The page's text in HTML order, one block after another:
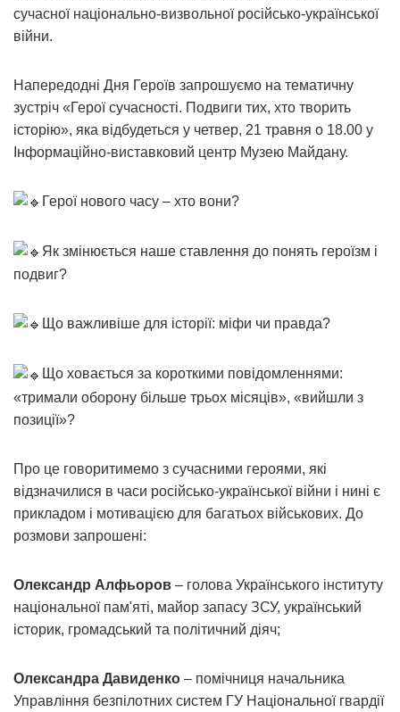
сучасної національно-визвольної російсько-української
війни.
Напередодні Дня Героїв запрошуємо на тематичну
зустріч «Герої сучасності. Подвиги тих, хто творить
історію», яка відбудеться у четвер, 21 травня о 18.00 у
Інформаційно-виставковий центр Музею Майдану.
Герої нового часу – хто вони?
Як змінюється наше ставлення до понять героїзм і
подвиг?
Що важливіше для історії: міфи чи правда?
Що ховається за короткими повідомленнями:
«тримали оборону більше трьох місяців», «вийшли з
позиції»?
Про це говоритимемо з сучасними героями, які
відзначилися в часи російсько-української війни і нині є
прикладом і мотивацією для багатьох військових. До
розмови запрошені:
Олександр Алфьоров – голова Українського інституту
національної пам'яті, майор запасу ЗСУ, український
історик, громадський та політичний діяч;
Олександра Давиденко – помічниця начальника
Управління безпілотних систем ГУ Національної гвардії